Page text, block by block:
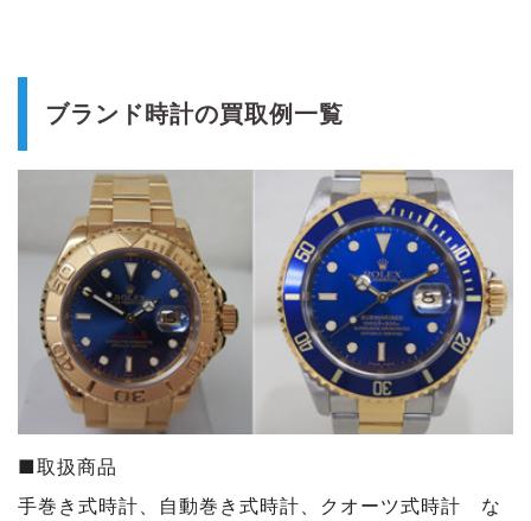
ブランド時計の買取例一覧
■取扱商品
手巻き式時計、自動巻き式時計、クオーツ式時計 な